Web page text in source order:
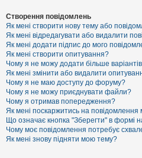
е
й
А
к
т
и
в
н
і
т
е
м
и
Створення повідомлень
Як мені створити нову тему або
Як мені відредагувати або видалити
Як мені додати підпис до мого
Як мені створити опитування?
Чому я не можу додати більше варіантів
Як мені змінити або видалити
Чому я не маю доступу до форуму?
Чому я не можу приєднувати файли?
Чому я отримав попередження?
Як мені поскаржитись на
Що означає кнопка "Зберегти" в формі
Чому моє повідомлення потребує
Як мені знову підняти мою тему?